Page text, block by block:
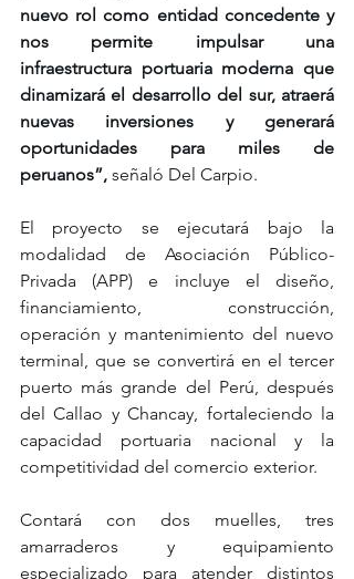
nuevo rol como entidad concedente y
nos permite impulsar una
infraestructura portuaria moderna que
dinamizará el desarrollo del sur, atraerá
nuevas inversiones y generará
oportunidades para miles de
peruanos”, señaló Del Carpio.
El proyecto se ejecutará bajo la
modalidad de Asociación Público-
Privada (APP) e incluye el diseño,
financiamiento, construcción,
operación y mantenimiento del nuevo
terminal, que se convertirá en el tercer
puerto más grande del Perú, después
del Callao y Chancay, fortaleciendo la
capacidad portuaria nacional y la
competitividad del comercio exterior.
Contará con dos muelles, tres
amarraderos y equipamiento
especializado para atender distintos